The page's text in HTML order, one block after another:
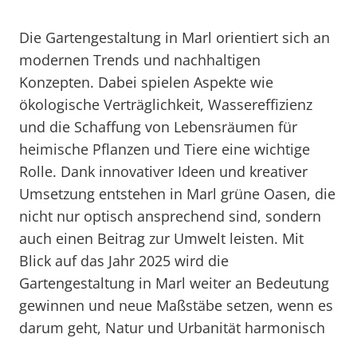
Die Gartengestaltung in Marl orientiert sich an
modernen Trends und nachhaltigen
Konzepten. Dabei spielen Aspekte wie
ökologische Verträglichkeit, Wassereffizienz
und die Schaffung von Lebensräumen für
heimische Pflanzen und Tiere eine wichtige
Rolle. Dank innovativer Ideen und kreativer
Umsetzung entstehen in Marl grüne Oasen, die
nicht nur optisch ansprechend sind, sondern
auch einen Beitrag zur Umwelt leisten. Mit
Blick auf das Jahr 2025 wird die
Gartengestaltung in Marl weiter an Bedeutung
gewinnen und neue Maßstäbe setzen, wenn es
darum geht, Natur und Urbanität harmonisch